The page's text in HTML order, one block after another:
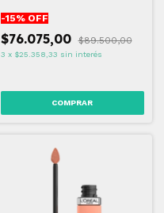
-15% OFF
$76.075,00 $89.500,00
3 x $25.358,33 sin interés